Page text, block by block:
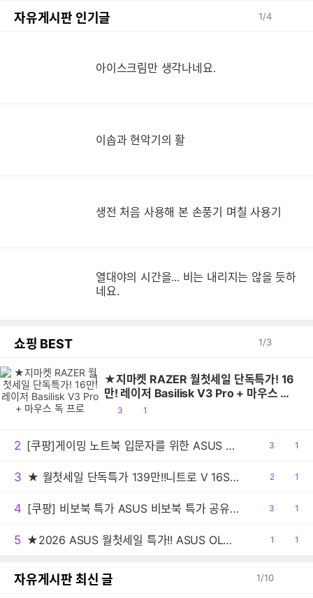
자유게시판 인기글 1/4
아이스크림만 생각나네요.
이솝과 현악기의 활
생전 처음 사용해 본 손풍기 며칠 사용기
열대야의 시간을... 비는 내리지는 않을 듯하
네요.
쇼핑 BEST 1/3
1 ★지마켓 RAZER 월첫세일 단독특가! 16
만! 레이저 Basilisk V3 Pro + 마우스 독
프로
공
3
댓1
2 [쿠팡]게이밍 노트북 입문자를 위한 ASUS Gaming V16 특가
공
3
댓1
3 ★ 월첫세일 단독특가 139만!!니트로 V 16S AI 게이밍노트북 R7 260 RTX5060 512GB / 16GB
공
2
댓1
4 [쿠팡] 비보북 특가 ASUS 비보북 특가 공유드립니다.
공
3
댓1
5 ★2026 ASUS 월첫세일 특가!! ASUS OLED 젠북 A16 UX3607QA 4가지 시리즈
공1
댓1
자유게시판 최신 글 1/10